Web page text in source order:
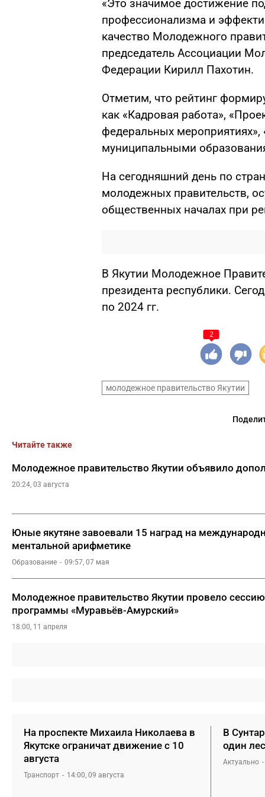
«Это значимое достижение
профессионализма и
качество Молодежного
председатель Ассоциации
Федерации Кирилл Пахотин.
Отметим, что рейтинг
как «Кадровая работа»,
федеральных
муниципальными
На сегодняшний день по
молодежных правительств,
общественных началах при
В Якутии Молодежное
президента республики.
по 2024 гг.
2
молодежное правительство Якутии
Читайте также
Молодежное правительство Якутии объявило
20:24, 03 августа
Юные якутяне завоевали 15 наград на
ментальной арифметике
Образование 09:57, 07 мая
Молодежное правительство Якутии провело
программы «Муравьёв-Амурский»
18:00, 11 апреля
На проспекте Михаила Николаева в
Якутске ограничат движение с 10
августа
Транспорт 14:00, 09 августа
В
один
Актуально